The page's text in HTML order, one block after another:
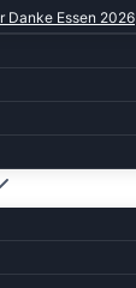
Danke Essen 2026